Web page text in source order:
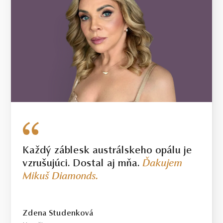
Každý záblesk austrálskeho opálu je
vzrušujúci. Dostal aj mňa.Ďakujem
Mikuš Diamonds.
Zdena Studenková